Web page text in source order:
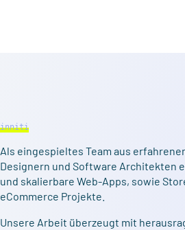
inniti
Als eingespieltes Team aus
Designern und Software Architekten
und skalierbare Web-Apps, sowie
eCommerce Projekte.
Unsere Arbeit überzeugt mit